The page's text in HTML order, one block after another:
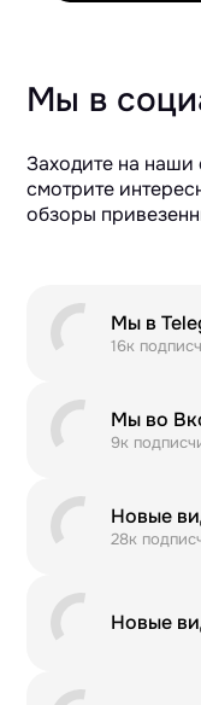
Мы в
Заходите на наши
смотрите
обзоры
Мы в
16к
Мы во
9к
Новые
28к
Новые